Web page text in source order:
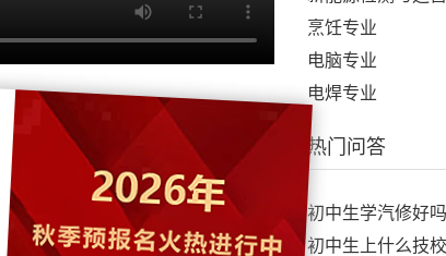
烹饪专业
电脑专业
电焊专业
热门问答
初中生学汽修好吗
初中生上什么技校